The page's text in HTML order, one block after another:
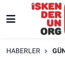
HABERLER